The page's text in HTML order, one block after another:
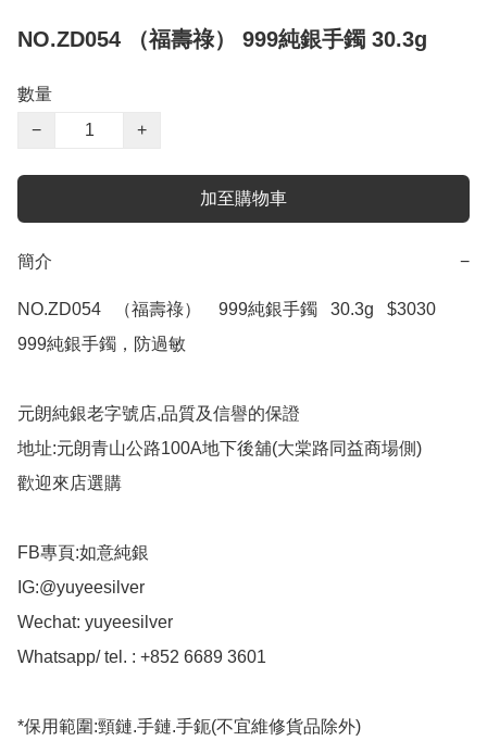
NO.ZD054 （福壽祿） 999純銀手鐲 30.3g
數量
−
+
加至購物車
簡介 −
NO.ZD054   （福壽祿）    999純銀手鐲   30.3g   $3030
999純銀手鐲，防過敏
元朗純銀老字號店,品質及信譽的保證
地址:元朗青山公路100A地下後舖(大棠路同益商場側)
歡迎來店選購
FB專頁:如意純銀
IG:@yuyeesilver
Wechat: yuyeesilver
Whatsapp/ tel. : +852 6689 3601
*保用範圍:頸鏈.手鏈.手鈪(不宜維修貨品除外)